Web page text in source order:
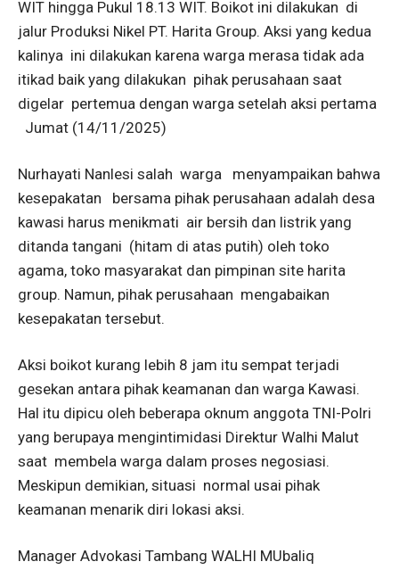
WIT hingga Pukul 18.13 WIT. Boikot ini dilakukan di
jalur Produksi Nikel PT. Harita Group. Aksi yang kedua
kalinya ini dilakukan karena warga merasa tidak ada
itikad baik yang dilakukan pihak perusahaan saat
digelar pertemua dengan warga setelah aksi pertama
Jumat (14/11/2025)
Nurhayati Nanlesi salah warga menyampaikan bahwa
kesepakatan bersama pihak perusahaan adalah desa
kawasi harus menikmati air bersih dan listrik yang
ditanda tangani (hitam di atas putih) oleh toko
agama, toko masyarakat dan pimpinan site harita
group. Namun, pihak perusahaan mengabaikan
kesepakatan tersebut.
Aksi boikot kurang lebih 8 jam itu sempat terjadi
gesekan antara pihak keamanan dan warga Kawasi.
Hal itu dipicu oleh beberapa oknum anggota TNI-Polri
yang berupaya mengintimidasi Direktur Walhi Malut
saat membela warga dalam proses negosiasi.
Meskipun demikian, situasi normal usai pihak
keamanan menarik diri lokasi aksi.
Manager Advokasi Tambang WALHI MUbaliq